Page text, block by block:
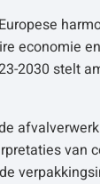
economie
2030 stelt
van